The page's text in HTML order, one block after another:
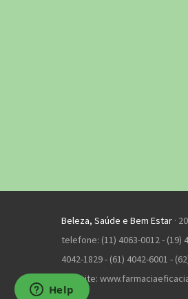
Beleza, Saúde e Bem Estar·
telefone: (11) 4063-0012 - (19)
4042-1829 - (61) 4042-6001 -
Website: